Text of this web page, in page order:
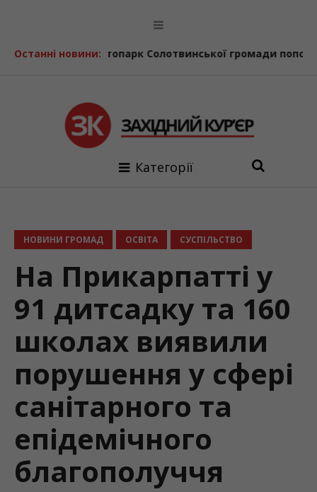
Останні новини:
Автопарк Солотвинської громади поповнив ще один
Категорії
НОВИНИ ГРОМАД ОСВІТА СУСПІЛЬСТВО
На Прикарпатті у
91 дитсадку та 160
школах виявили
порушення у сфері
санітарного та
епідемічного
благополуччя